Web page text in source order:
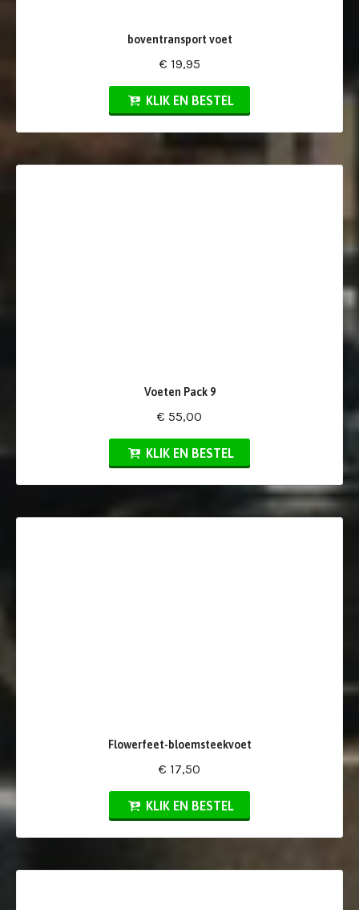
boventransport voet
€ 19,95
KLIK EN BESTEL
Voeten Pack 9
€ 55,00
KLIK EN BESTEL
Flowerfeet-bloemsteekvoet
€ 17,50
KLIK EN BESTEL